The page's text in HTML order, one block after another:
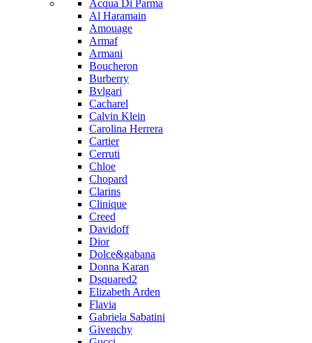
Acqua Di Parma
Al Haramain
Amouage
Armaf
Armani
Boucheron
Burberry
Bvlgari
Cacharel
Calvin Klein
Carolina Herrera
Cartier
Cerruti
Chloe
Chopard
Clarins
Clinique
Creed
Davidoff
Dior
Dolce&gabana
Donna Karan
Dsquared2
Elizabeth Arden
Flavia
Gabriela Sabatini
Givenchy